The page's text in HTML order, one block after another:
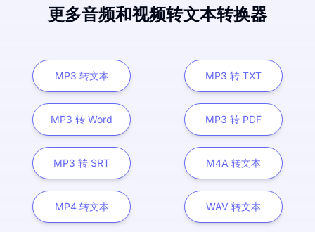
更多音频和视频转文本转换器
MP3 转文本 MP3 转 TXT
MP3 转 Word MP3 转 PDF
MP3 转 SRT M4A 转文本
MP4 转文本 WAV 转文本